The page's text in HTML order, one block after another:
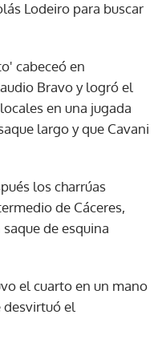
Lodeiro para buscar
cabeceó en
Bravo y logró el
en una jugada
largo y que Cavani
los charrúas
de Cáceres,
de esquina
el cuarto en un mano
desvirtuó el